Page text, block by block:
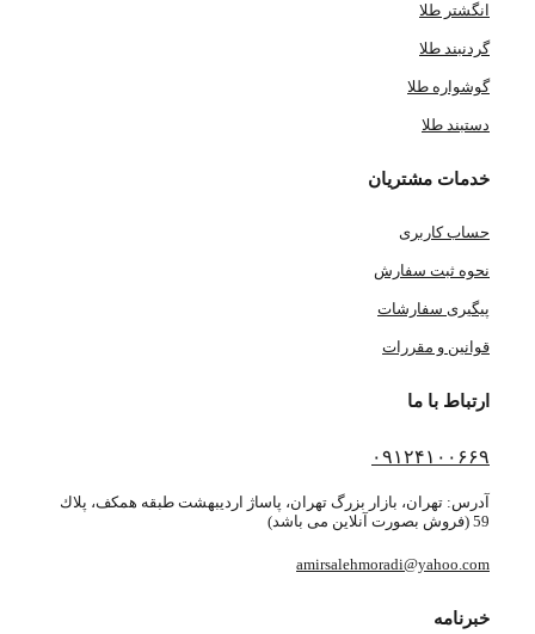
انگشتر طلا
گردنبند طلا
گوشواره طلا
دستبند طلا
خدمات مشتریان
حساب کاربری
نحوه ثبت سفارش
پیگیری سفارشات
قوانین و مقررات
ارتباط با ما
۰۹۱۲۴۱۰۰۶۶۹
آدرس: تهران، بازار بزرگ تهران، پاساژ ارديبهشت طبقه همكف، پلاك
59 (فروش بصورت آنلاین می باشد)
amirsalehmoradi@yahoo.com
خبرنامه